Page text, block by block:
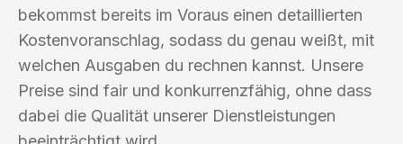
bekommst bereits im Voraus einen detaillierten
Kostenvoranschlag, sodass du genau weißt, mit
welchen Ausgaben du rechnen kannst. Unsere
Preise sind fair und konkurrenzfähig, ohne dass
dabei die Qualität unserer Dienstleistungen